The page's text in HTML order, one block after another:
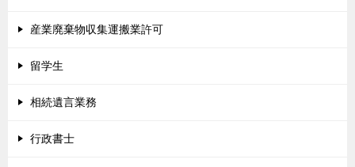
産業廃棄物収集運搬業許可
留学生
相続遺言業務
行政書士